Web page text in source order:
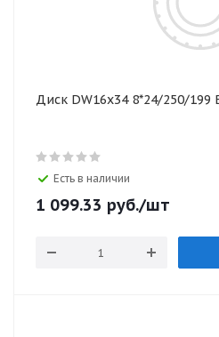
Диск DW16х34 8*24/250/199
Есть в наличии
1 099.33 руб./шт